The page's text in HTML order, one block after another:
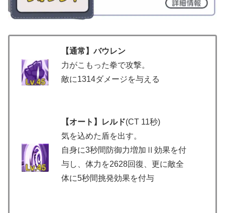
【通常】バウレン
力がこもった拳で攻撃。
敵に1314ダメージを与える
【オート】レルド(CT 11秒)
気を込めた盾を出す。
自身に3秒間防御力増加Ⅱ効果を付
与し、体力を2628回復、更に敵全
体に5秒間挑発効果を付与